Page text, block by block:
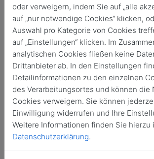
Login
Jetzt Mitglied werden
oder verweigern, indem Sie auf „alle
auf „nur notwendige Cookies“ klicken,
Auswahl pro Kategorie von Cookies
auf „Einstellungen“ klicken. Im
analytischen Cookies fließen keine
Drittanbieter ab. In den Einstellungen
Detailinformationen zu den einzelnen
des Verarbeitungsortes und können die
Cookies verweigern. Sie können
Einwilligung widerrufen und Ihre
Weitere Informationen finden Sie hierzu
Datenschutzerklärung.